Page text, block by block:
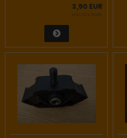
3,90 EUR
inkl. 19 % MwSt.